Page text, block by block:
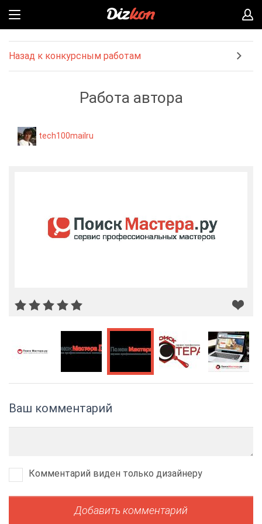
Назад к конкурсным работам
Работа автора
tech100mailru
Ваш комментарий
Комментарий виден только дизайнеру